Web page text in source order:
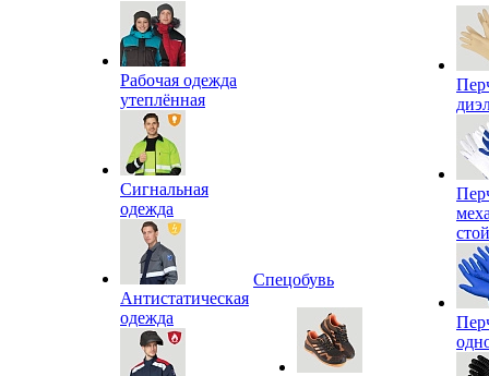
Рабочая одежда
утеплённая
Сигнальная
одежда
Антистатическая
одежда
Спецобувь